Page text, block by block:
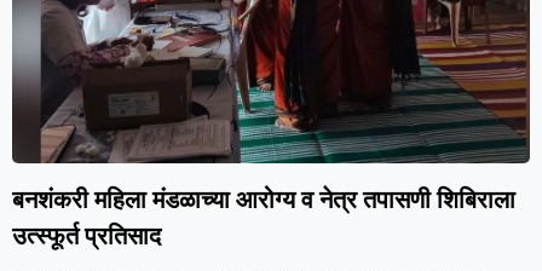
बनशंकरी महिला मंडळाच्या आरोग्य व नेत्र तपासणी शिबिराला
उत्स्फूर्त प्रतिसाद